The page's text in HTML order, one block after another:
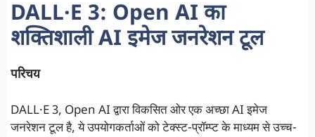
DALL·E 3: Open AI का
शक्तिशाली AI इमेज जनरेशन टूल
परिचय
DALL·E 3, Open AI द्वारा विकसित ओर एक अच्छा AI इमेज
जनरेशन टूल है, ये उपयोगकर्ताओं को टेक्स्ट-प्रॉम्प्ट के माध्यम से उच्च-